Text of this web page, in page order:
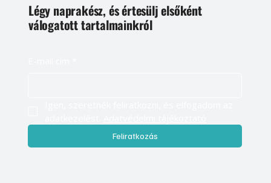
Légy naprakész, és értesülj elsőként
válogatott tartalmainkról
Feliratkozás